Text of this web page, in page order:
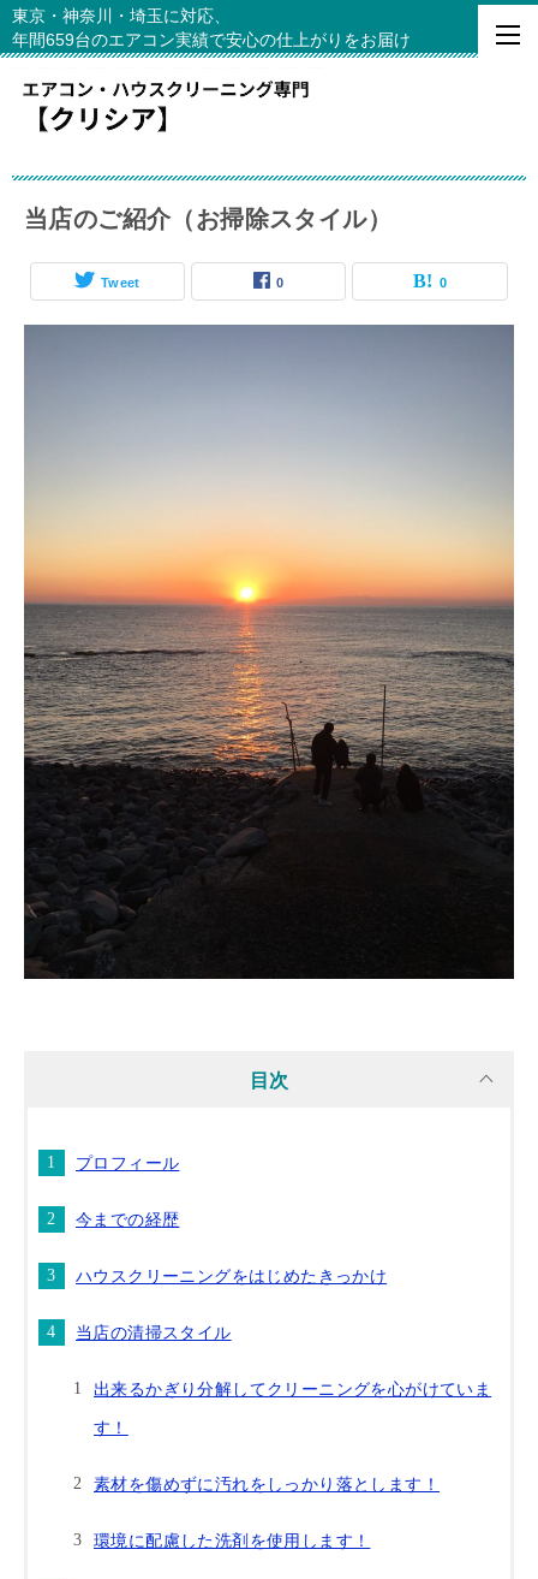
東京・神奈川・埼玉に対応、
年間659台のエアコン実績で安心の仕上がりをお届け
当店のご紹介（お掃除スタイル）
Tweet 0 0
目次
プロフィール
今までの経歴
ハウスクリーニングをはじめたきっかけ
当店の清掃スタイル
出来るかぎり分解してクリーニングを心がけていま
す！
素材を傷めずに汚れをしっかり落とします！
環境に配慮した洗剤を使用します！